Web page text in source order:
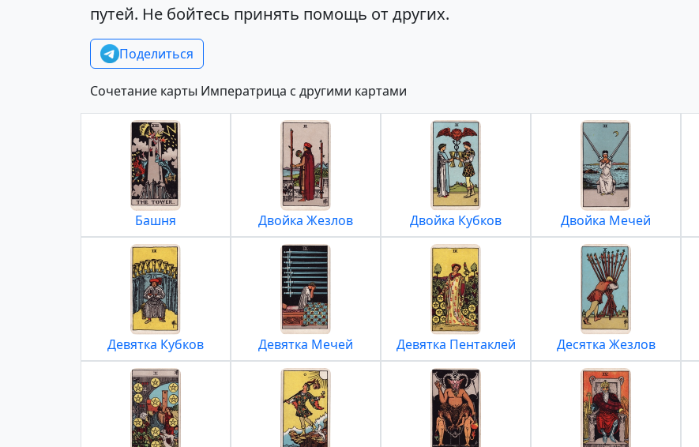
путей. Не бойтесь принять помощь от других.
Поделиться
Сочетание карты Императрица с другими картами
Башня Двойка Жезлов Двойка Кубков Двойка Мечей
Девятка Кубков Девятка Мечей Девятка Пентаклей Десятка Жезлов